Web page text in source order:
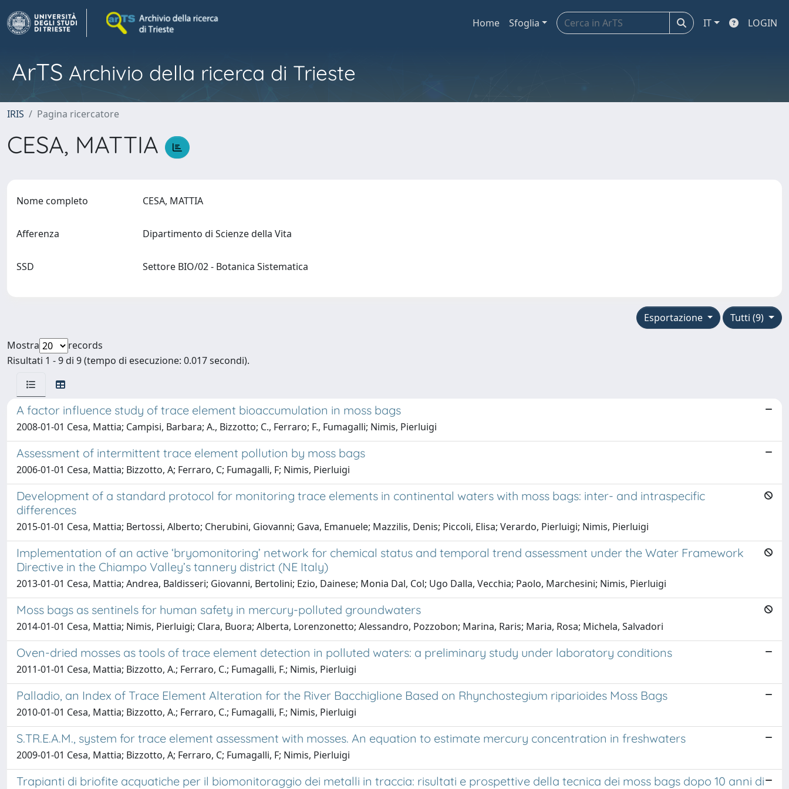
Home Sfoglia IT LOGIN
ArTS Archivio della ricerca di Trieste
IRIS Pagina ricercatore
CESA, MATTIA
Nome completo CESA, MATTIA
Afferenza Dipartimento di Scienze della Vita
SSD Settore BIO/02 - Botanica Sistematica
Tutti (9)
Esportazione
Mostra
records
Risultati 1 - 9 di 9 (tempo di esecuzione: 0.017 secondi).
A factor influence study of trace element bioaccumulation in moss bags
2008-01-01 Cesa, Mattia; Campisi, Barbara; A., Bizzotto; C., Ferraro; F., Fumagalli; Nimis, Pierluigi
Assessment of intermittent trace element pollution by moss bags
2006-01-01 Cesa, Mattia; Bizzotto, A; Ferraro, C; Fumagalli, F; Nimis, Pierluigi
Development of a standard protocol for monitoring trace elements in continental waters with moss bags: inter- and intraspecific
differences
2015-01-01 Cesa, Mattia; Bertossi, Alberto; Cherubini, Giovanni; Gava, Emanuele; Mazzilis, Denis; Piccoli, Elisa; Verardo, Pierluigi; Nimis, Pierluigi
Implementation of an active ‘bryomonitoring’ network for chemical status and temporal trend assessment under the Water Framework
Directive in the Chiampo Valley’s tannery district (NE Italy)
2013-01-01 Cesa, Mattia; Andrea, Baldisseri; Giovanni, Bertolini; Ezio, Dainese; Monia Dal, Col; Ugo Dalla, Vecchia; Paolo, Marchesini; Nimis, Pierluigi
Moss bags as sentinels for human safety in mercury-polluted groundwaters
2014-01-01 Cesa, Mattia; Nimis, Pierluigi; Clara, Buora; Alberta, Lorenzonetto; Alessandro, Pozzobon; Marina, Raris; Maria, Rosa; Michela, Salvadori
Oven-dried mosses as tools of trace element detection in polluted waters: a preliminary study under laboratory conditions
2011-01-01 Cesa, Mattia; Bizzotto, A.; Ferraro, C.; Fumagalli, F.; Nimis, Pierluigi
Palladio, an Index of Trace Element Alteration for the River Bacchiglione Based on Rhynchostegium riparioides Moss Bags
2010-01-01 Cesa, Mattia; Bizzotto, A.; Ferraro, C.; Fumagalli, F.; Nimis, Pierluigi
S.TR.E.A.M., system for trace element assessment with mosses. An equation to estimate mercury concentration in freshwaters
2009-01-01 Cesa, Mattia; Bizzotto, A; Ferraro, C; Fumagalli, F; Nimis, Pierluigi
Trapianti di briofite acquatiche per il biomonitoraggio dei metalli in traccia: risultati e prospettive della tecnica dei moss bags dopo 10 anni di